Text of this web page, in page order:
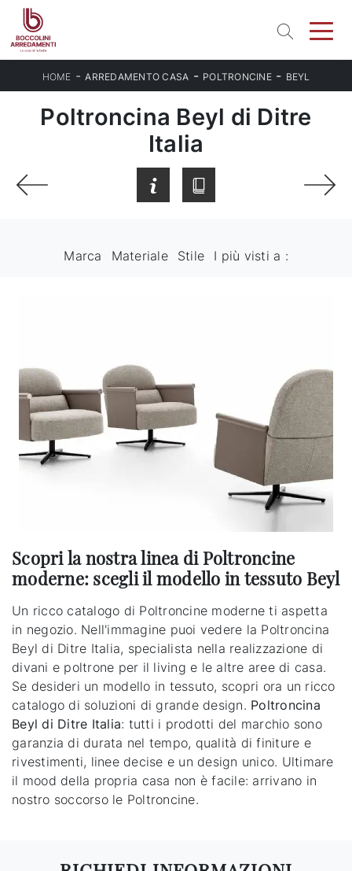
HOME -ARREDAMENTO CASA - POLTRONCINE - BEYL
Poltroncina Beyl di Ditre
Italia
Marca Materiale Stile I più visti a :
Scopri la nostra linea di Poltroncine
moderne: scegli il modello in tessuto Beyl
Un ricco catalogo di Poltroncine moderne ti aspetta
in negozio. Nell'immagine puoi vedere la Poltroncina
Beyl di Ditre Italia, specialista nella realizzazione di
divani e poltrone per il living e le altre aree di casa.
Se desideri un modello in tessuto, scopri ora un ricco
catalogo di soluzioni di grande design. Poltroncina
Beyl di Ditre Italia: tutti i prodotti del marchio sono
garanzia di durata nel tempo, qualità di finiture e
rivestimenti, linee decise e un design unico. Ultimare
il mood della propria casa non è facile: arrivano in
nostro soccorso le Poltroncine.